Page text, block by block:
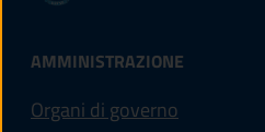
AMMINISTRAZIONE
Organi di governo